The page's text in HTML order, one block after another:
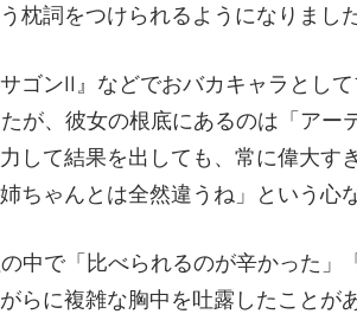
枕詞をつけられるようになりました
ゴンII』などでおバカキャラとし
が、彼女の根底にあるのは「アー
して結果を出しても、常に偉大す
ちゃんとは全然違うね」という心
中で「比べられるのが辛かった」
らに複雑な胸中を吐露したことが